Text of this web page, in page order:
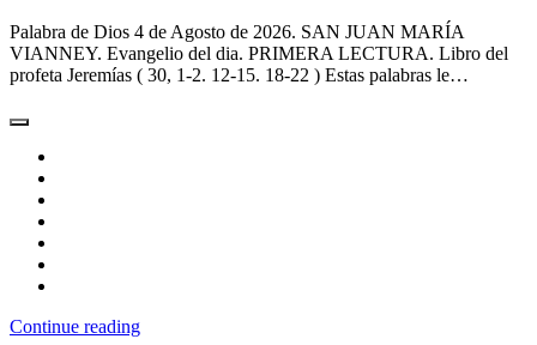
Palabra de Dios 4 de Agosto de 2026. SAN JUAN MARÍA
VIANNEY. Evangelio del dia. PRIMERA LECTURA. Libro del
profeta Jeremías ( 30, 1-2. 12-15. 18-22 ) Estas palabras le…
Continue reading